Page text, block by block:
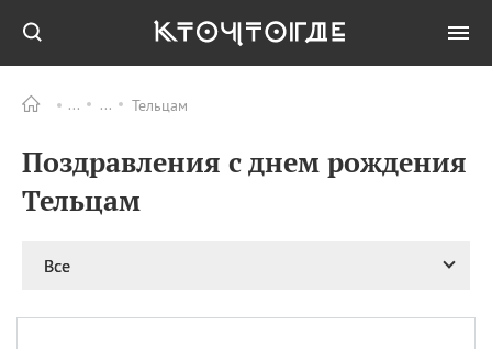
Тельцам
Поздравления с днем рождения
Тельцам
Все
08.08 День «Счастье
случается» (Happiness
великомученика